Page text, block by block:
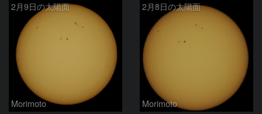
2月9日の太陽面
Morimoto
2月8日の太陽面
Morimoto